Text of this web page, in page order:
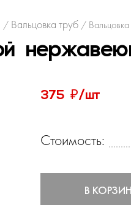
/ Вальцовка труб /
375 ₽/шт
Стоимость:
В